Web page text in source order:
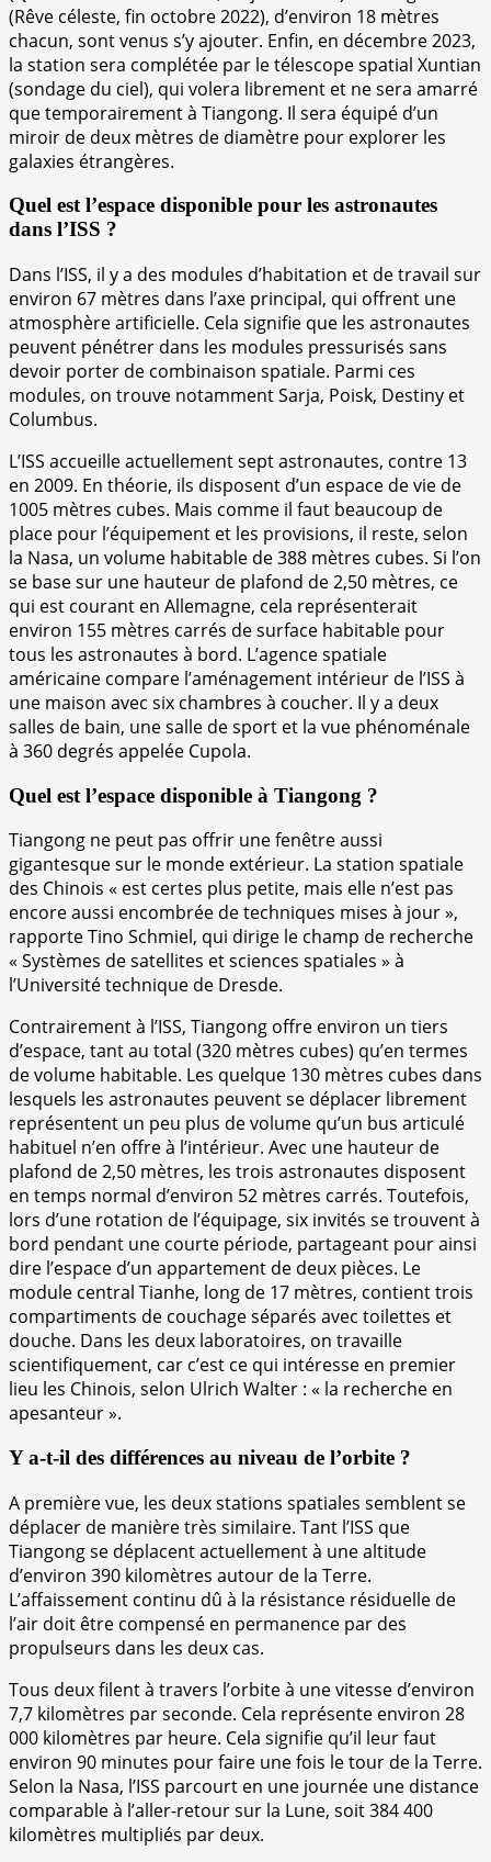
(Rêve céleste, fin octobre 2022), d’environ 18 mètres
chacun, sont venus s’y ajouter. Enfin, en décembre 2023,
la station sera complétée par le télescope spatial Xuntian
(sondage du ciel), qui volera librement et ne sera amarré
que temporairement à Tiangong. Il sera équipé d’un
miroir de deux mètres de diamètre pour explorer les
galaxies étrangères.
Quel est l’espace disponible pour les astronautes
dans l’ISS ?
Dans l’ISS, il y a des modules d’habitation et de travail sur
environ 67 mètres dans l’axe principal, qui offrent une
atmosphère artificielle. Cela signifie que les astronautes
peuvent pénétrer dans les modules pressurisés sans
devoir porter de combinaison spatiale. Parmi ces
modules, on trouve notamment Sarja, Poisk, Destiny et
Columbus.
L’ISS accueille actuellement sept astronautes, contre 13
en 2009. En théorie, ils disposent d’un espace de vie de
1005 mètres cubes. Mais comme il faut beaucoup de
place pour l’équipement et les provisions, il reste, selon
la Nasa, un volume habitable de 388 mètres cubes. Si l’on
se base sur une hauteur de plafond de 2,50 mètres, ce
qui est courant en Allemagne, cela représenterait
environ 155 mètres carrés de surface habitable pour
tous les astronautes à bord. L’agence spatiale
américaine compare l’aménagement intérieur de l’ISS à
une maison avec six chambres à coucher. Il y a deux
salles de bain, une salle de sport et la vue phénoménale
à 360 degrés appelée Cupola.
Quel est l’espace disponible à Tiangong ?
Tiangong ne peut pas offrir une fenêtre aussi
gigantesque sur le monde extérieur. La station spatiale
des Chinois « est certes plus petite, mais elle n’est pas
encore aussi encombrée de techniques mises à jour »,
rapporte Tino Schmiel, qui dirige le champ de recherche
« Systèmes de satellites et sciences spatiales » à
l’Université technique de Dresde.
Contrairement à l’ISS, Tiangong offre environ un tiers
d’espace, tant au total (320 mètres cubes) qu’en termes
de volume habitable. Les quelque 130 mètres cubes dans
lesquels les astronautes peuvent se déplacer librement
représentent un peu plus de volume qu’un bus articulé
habituel n’en offre à l’intérieur. Avec une hauteur de
plafond de 2,50 mètres, les trois astronautes disposent
en temps normal d’environ 52 mètres carrés. Toutefois,
lors d’une rotation de l’équipage, six invités se trouvent à
bord pendant une courte période, partageant pour ainsi
dire l’espace d’un appartement de deux pièces. Le
module central Tianhe, long de 17 mètres, contient trois
compartiments de couchage séparés avec toilettes et
douche. Dans les deux laboratoires, on travaille
scientifiquement, car c’est ce qui intéresse en premier
lieu les Chinois, selon Ulrich Walter : « la recherche en
apesanteur ».
Y a-t-il des différences au niveau de l’orbite ?
A première vue, les deux stations spatiales semblent se
déplacer de manière très similaire. Tant l’ISS que
Tiangong se déplacent actuellement à une altitude
d’environ 390 kilomètres autour de la Terre.
L’affaissement continu dû à la résistance résiduelle de
l’air doit être compensé en permanence par des
propulseurs dans les deux cas.
Tous deux filent à travers l’orbite à une vitesse d’environ
7,7 kilomètres par seconde. Cela représente environ 28
000 kilomètres par heure. Cela signifie qu’il leur faut
environ 90 minutes pour faire une fois le tour de la Terre.
Selon la Nasa, l’ISS parcourt en une journée une distance
comparable à l’aller-retour sur la Lune, soit 384 400
kilomètres multipliés par deux.